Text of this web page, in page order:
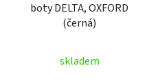
boty DELTA, OXFORD
(černá)
skladem